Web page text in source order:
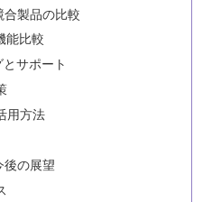
合製品の比較
能比較
サポート
用方法
後の展望